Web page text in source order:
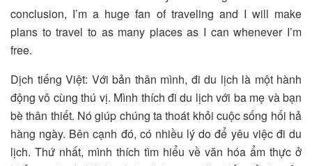
conclusion, I’m a huge fan of traveling and I will make
plans to travel to as many places as I can whenever I’m
free.
Dịch tiếng Việt: Với bản thân mình, đi du lịch là một hành
động vô cùng thú vị. Mình thích đi du lịch với ba mẹ và bạn
bè thân thiết. Nó giúp chúng ta thoát khỏi cuộc sống hối hả
hàng ngày. Bên cạnh đó, có nhiều lý do để yêu việc đi du
lịch. Thứ nhất, mình thích tìm hiểu về văn hóa ẩm thực ở